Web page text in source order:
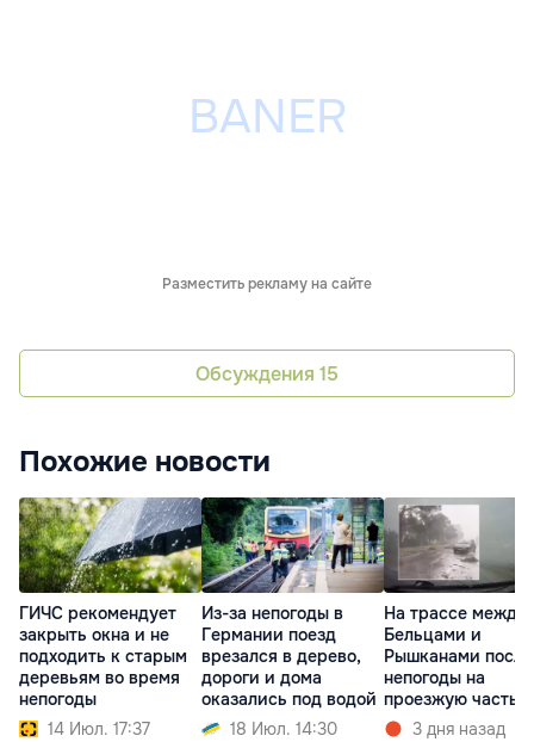
Разместить рекламу на сайте
Обсуждения 15
Похожие новости
ГИЧС рекомендует
закрыть окна и не
подходить к старым
деревьям во время
непогоды
14 Июл. 17:37
Из-за непогоды в
Германии поезд
врезался в дерево,
дороги и дома
оказались под водой
18 Июл. 14:30
На трассе между
Бельцами и
Рышканами после
непогоды на
проезжую часть
упали деревья
3 дня назад